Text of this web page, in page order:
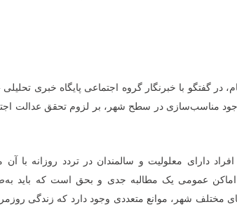
در گفتگو با خبرنگار گروه اجتماعی پایگاه خبری تحلیلی
مناسب‌سازی در سطح شهر، بر لزوم تحقق عدالت
دارای معلولیت و سالمندان در تردد روزانه با آن
عمومی یک مطالبه جدی و بحق است که باید
مختلف شهر، موانع متعددی وجود دارد که زندگی